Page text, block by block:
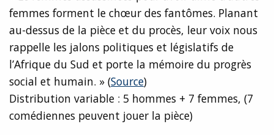
femmes forment le chœur des fantômes. Planant
au-dessus de la pièce et du procès, leur voix nous
rappelle les jalons politiques et législatifs de
l’Afrique du Sud et porte la mémoire du progrès
social et humain. » (Source)
Distribution variable : 5 hommes + 7 femmes, (7
comédiennes peuvent jouer la pièce)